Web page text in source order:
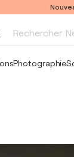
Rechercher
Photographie